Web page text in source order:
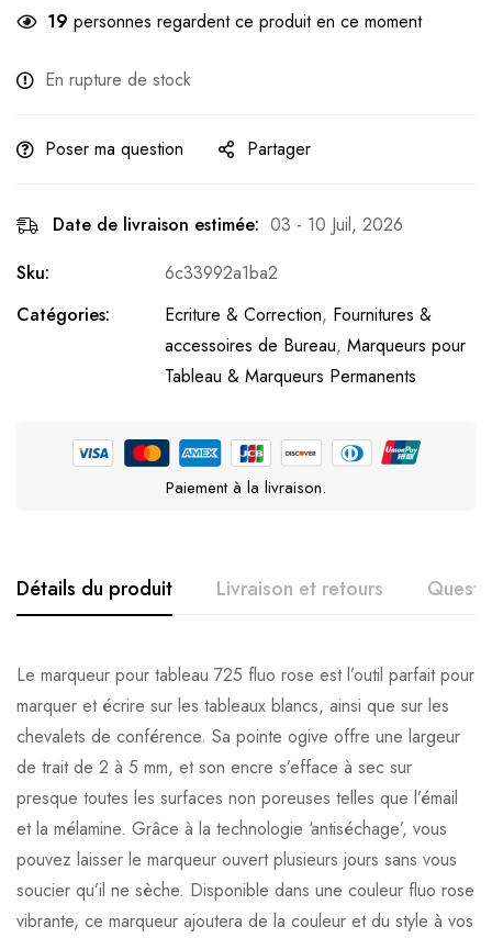
19 personnes regardent ce produit en ce moment
En rupture de stock
Poser ma question Partager
Date de livraison estimée: 03 - 10 Juil, 2026
Sku:
6c33992a1ba2
Catégories:
Ecriture & Correction, Fournitures &
accessoires de Bureau, Marqueurs pour
Tableau & Marqueurs Permanents
Paiement à la livraison.
Détails du produit Livraison et retours
Le marqueur pour tableau 725 fluo rose est l’outil parfait pour
marquer et écrire sur les tableaux blancs, ainsi que sur les
chevalets de conférence. Sa pointe ogive offre une largeur
de trait de 2 à 5 mm, et son encre s’efface à sec sur
presque toutes les surfaces non poreuses telles que l’émail
et la mélamine. Grâce à la technologie ‘antiséchage’, vous
pouvez laisser le marqueur ouvert plusieurs jours sans vous
soucier qu’il ne sèche. Disponible dans une couleur fluo rose
vibrante, ce marqueur ajoutera de la couleur et du style à vos